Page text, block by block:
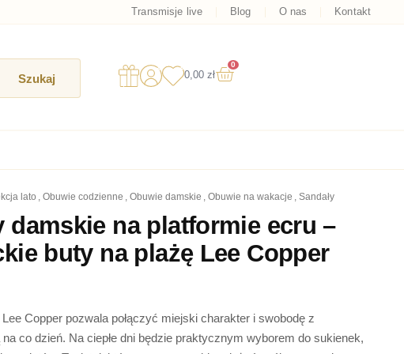
Transmisje live Blog O nas Kontakt
Szukaj 0,00 zł
0
Wózek
lato , obuwie codzienne , obuwie damskie , obuwie na wakacje , sandały
damskie na platformie ecru –
buty na plażę Lee Copper
Copper pozwala połączyć miejski charakter i swobodę z
co dzień. Na ciepłe dni będzie praktycznym wyborem do sukienek,